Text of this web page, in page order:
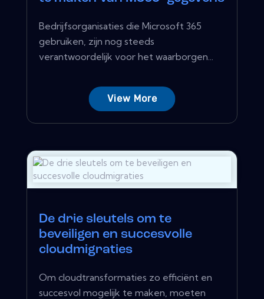
Bedrijfsorganisaties die Microsoft 365
gebruiken, zijn nog steeds
verantwoordelijk voor het waarborgen...
View More
De drie sleutels om te
beveiligen en succesvolle
cloudmigraties
Om cloudtransformaties zo efficiënt en
succesvol mogelijk te maken, moeten